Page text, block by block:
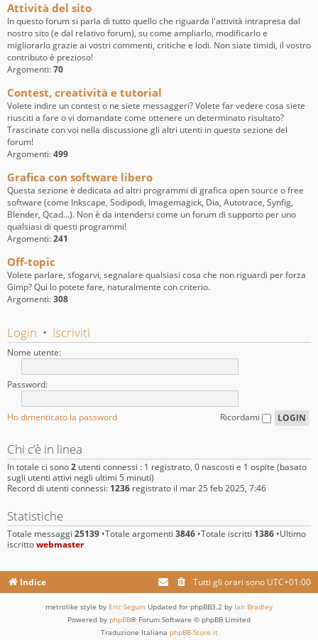
Attività del sito
In questo forum si parla di tutto quello che riguarda l'attività intrapresa dal
nostro sito (e dal relativo forum), su come ampliarlo, modificarlo e
migliorarlo grazie ai vostri commenti, critiche e lodi. Non siate timidi, il vostro
contributo è prezioso!
Argomenti:70
Contest, creatività e tutorial
Volete indire un contest o ne siete messaggeri? Volete far vedere cosa siete
riusciti a fare o vi domandate come ottenere un determinato risultato?
Trascinate con voi nella discussione gli altri utenti in questa sezione del
forum!
Argomenti:499
Grafica con software libero
Questa sezione è dedicata ad altri programmi di grafica open source o free
software (come Inkscape, Sodipodi, Imagemagick, Dia, Autotrace, Synfig,
Blender, Qcad...). Non è da intendersi come un forum di supporto per uno
qualsiasi di questi programmi!
Argomenti:241
Off-topic
Volete parlare, sfogarvi, segnalare qualsiasi cosa che non riguardi per forza
Gimp? Qui lo potete fare, naturalmente con criterio.
Argomenti:308
Login • Iscriviti
Nome utente:
Password:
Ho dimenticato la password Ricordami
Chi c’è in linea
In totale ci sono2 utenti connessi : 1 registrato, 0 nascosti e 1 ospite (basato
sugli utenti attivi negli ultimi 5 minuti)
Record di utenti connessi: 1236 registrato il mar 25 feb 2025, 7:46
Statistiche
Totale messaggi 25139 •Totale argomenti 3846 •Totale iscritti 1386 •Ultimo
iscrittowebmaster
Indice Tutti gli orari sono UTC+01:00
metrolike style by Eric Seguin Updated for phpBB3.2 by Ian Bradley
Powered by phpBB® Forum Software © phpBB Limited
Traduzione Italiana phpBB-Store.it